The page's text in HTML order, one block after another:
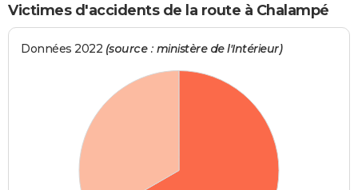
Victimes d'accidents de la route à Chalampé
Données 2022 (source : ministère de l'Intérieur)